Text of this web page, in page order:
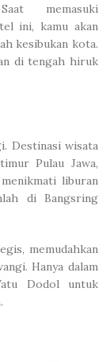
memasuki
ini, kamu akan
kesibukan kota.
di tengah hiruk
Destinasi wisata
Pulau Jawa,
liburan
di Bangsring
memudahkan
Hanya dalam
Dodol untuk